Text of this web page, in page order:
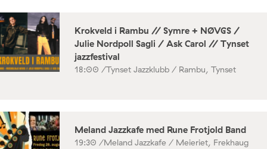
Krokveld i Rambu // Symre + NØVGS /
Julie Nordpoll Sagli / Ask Carol // Tynset
jazzfestival
18:00 /Tynset Jazzklubb / Rambu, Tynset
Meland Jazzkafe med Rune Frotjold Band
19:30 /Meland Jazzkafe / Meieriet, Frekhaug